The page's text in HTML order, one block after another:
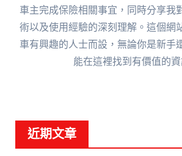
車主完成保險相關事宜，同時分享我
術以及使用經驗的深刻理解。這個網
車有興趣的人士而設，無論你是新手
能在這裡找到有價值的資
近期文章